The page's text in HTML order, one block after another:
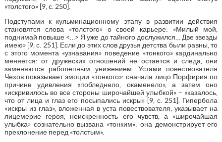
«толстого» [9, с. 250].
Подступами к кульминационному этапу в развитии действия
становятся слова «толстого» о своей карьере: «Милый мой,
поднимай повыше <…> Я уже до тайного дослужился… Две звезды
имею» [9, с. 251]. Если до этих слов друзья детства были равны, то
с этого момента «узнавания» поведение «тонкого» кардинально
меняется: от дружеских отношений не остается и следа, они
заменяются раболепным унижением. Устами повествователя
Чехов показывает эмоции «тонкого»: сначала лицо Порфирия по
причине удивления «побледнело, окаменело», а затем оно
«искривилось во все стороны широчайшей улыбкой» – «казалось,
что от лица и глаз его посыпались искры» [9, с. 251]. Гипербола
«искры из глаз», вложенная в уста повествователя, указывает на
лицемерие героя, неискренность его чувств, а «широчайшая
улыбка» сознательно вызвана «тонким»: она демонстрирует его
преклонение перед «толстым».